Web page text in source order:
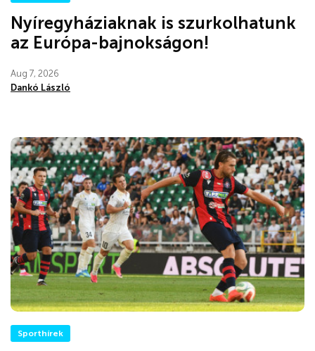
Nyíregyháziaknak is szurkolhatunk
az Európa-bajnokságon!
Aug 7, 2026
Dankó László
Sporthírek